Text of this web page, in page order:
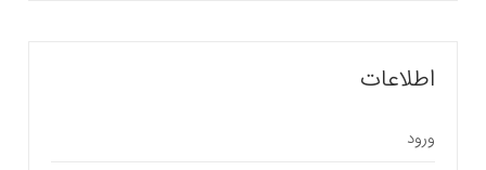
اطلاعات
ورود